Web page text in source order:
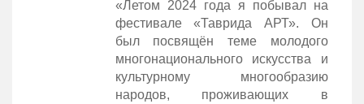
«Летом 2024 года я побывал на
фестивале «Таврида АРТ». Он
был посвящён теме молодого
многонационального искусства и
культурному многообразию
народов, проживающих в